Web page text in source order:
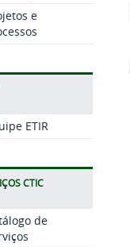
e
ETIR
CTIC
de